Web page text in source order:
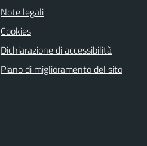
Note legali
Cookies
Dichiarazione di accessibilità
Piano di miglioramento del sito